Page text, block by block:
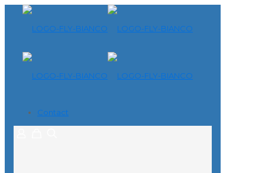
Contact